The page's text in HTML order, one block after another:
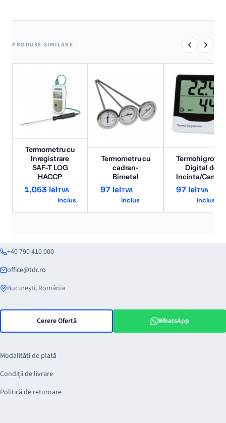
PRODUSE SIMILARE
Termometru cu
Inregistrare
SAF-T LOG
HACCP
1,053 leiTVA
inclus
Termometru cu
cadran-
Bimetal
97 leiTVA
inclus
Digital de
Incinta/
97 leiTVA
inclus
+40 790 410 000
office@tdr.ro
București, România
Cerere Ofertă WhatsApp
Modalități de plată
Condiții de livrare
Politică de returnare